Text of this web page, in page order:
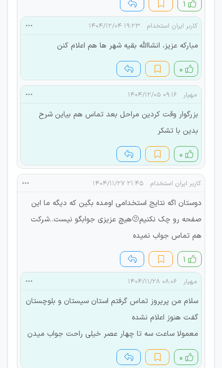
۱
کاربر ایران استخدام ۱۹:۲۳ ۱۴۰۴/۱۲/۰۴
مبارکه عزیز، انشاالله بقیه شهر ها هم اعلام کنن
۰
مهیار ۰۹:۱۶ ۱۴۰۴/۱۲/۰۵
بزرگوار وقت کردین مراحل بعد تماس هم بیاین شرح
بدین با تشکر
۰
کاربر ایران استخدام ۲۱:۴۵ ۱۴۰۴/۱۱/۲۷
دوستان اگه نتایج استخدامی اومده بگین که دیگه ما این
صفحه رو چک نکنیم🫤هیچ عزیزی جوابگو نیست..شرکت
هم تماس جواب نمیده
۱
مهیار ۰۸:۰۶ ۱۴۰۴/۱۱/۲۸
سلام من پریروز تماس گرفتم استان سیستان و بلوچستان
گفت هنوز اعلام نشده
معمولا ساعت سه تا چهار عصر خیلی راحت جواب میدن
۰